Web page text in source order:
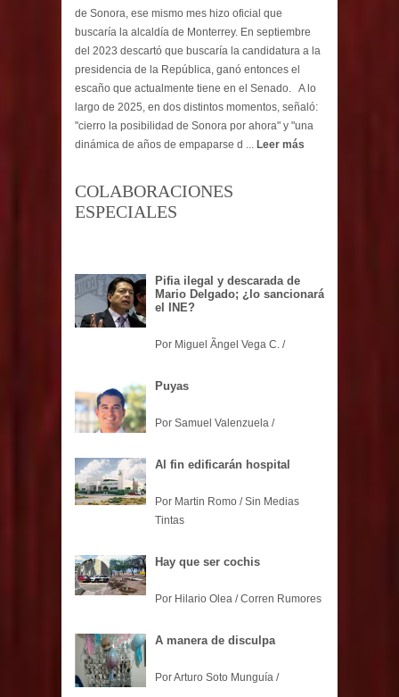
de Sonora, ese mismo mes hizo oficial que
buscaría la alcaldía de Monterrey. En septiembre
del 2023 descartó que buscaría la candidatura a la
presidencia de la República, ganó entonces el
escaño que actualmente tiene en el Senado. A lo
largo de 2025, en dos distintos momentos, señaló:
"cierro la posibilidad de Sonora por ahora" y "una
dinámica de años de empaparse d ... Leer más
COLABORACIONES
ESPECIALES
Pifia ilegal y descarada de
Mario Delgado; ¿lo sancionará
el INE?
Por Miguel Ãngel Vega C. /
Puyas
Por Samuel Valenzuela /
Al fin edificarán hospital
Por Martin Romo / Sin Medias
Tintas
Hay que ser cochis
Por Hilario Olea / Corren Rumores
A manera de disculpa
Por Arturo Soto Munguía /